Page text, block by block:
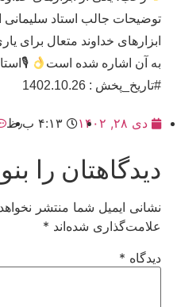
توضیحات جالب استاد سلیمانی
ابزارهای خداوند متعال برای
به آن اشاره شده است
#تاریخ_پخش : 1402.10.26
دی ۲۸, ۱۴۰۲ ۴:۱۳ ب٫ظ
دیدگاهتان را
نشانی ایمیل شما منتشر
علامت‌گذاری شده‌اند *
دیدگاه *